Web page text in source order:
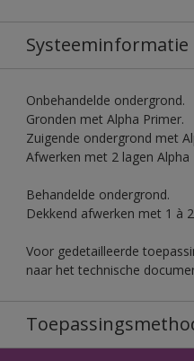
Systeeminformatie
Onbehandelde ondergrond.
Gronden met Alpha Primer.
Zuigende ondergrond met
Afwerken met 2 lagen Alpha
Behandelde ondergrond.
Dekkend afwerken met 1 à
Voor gedetailleerde
naar het technische